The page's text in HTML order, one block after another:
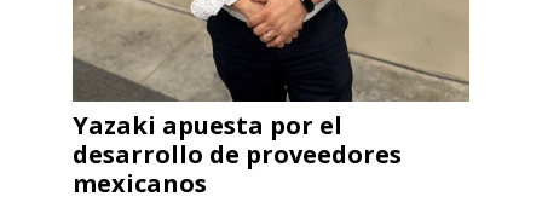
Yazaki apuesta por el
desarrollo de proveedores
mexicanos